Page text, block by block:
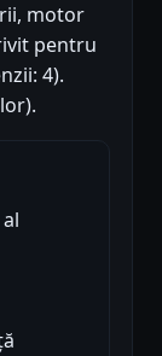
motor
pentru
4).